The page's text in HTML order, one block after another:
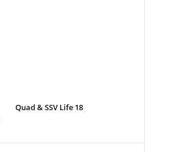
Quad & SSV Life 18